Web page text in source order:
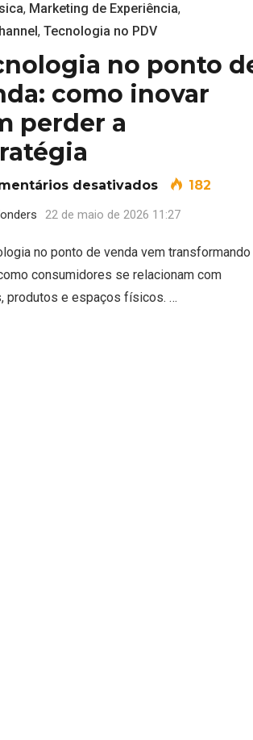
no varejo físico: como reduzir
, Marketing de Experiência,
, Tecnologia no PDV
no ponto
como inovar
perder a
desativadosem 182
22 de maio de 2026 11:27
no ponto de venda vem transformando
consumidores se relacionam com
produtos e espaços físicos. …
na ativação de marca